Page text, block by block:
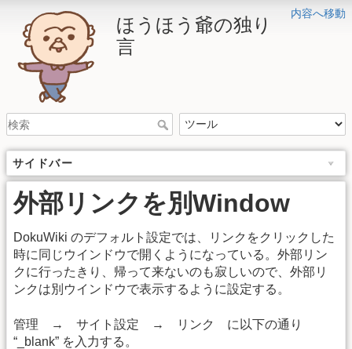
内容へ移動
ほうほう爺の独り
言
サイドバー
外部リンクを別Window
DokuWiki のデフォルト設定では、リンクをクリックした
時に同じウインドウで開くようになっている。外部リン
クに行ったきり、帰って来ないのも寂しいので、外部リ
ンクは別ウインドウで表示するように設定する。
管理 → サイト設定 → リンク に以下の通り
“_blank” を入力する。